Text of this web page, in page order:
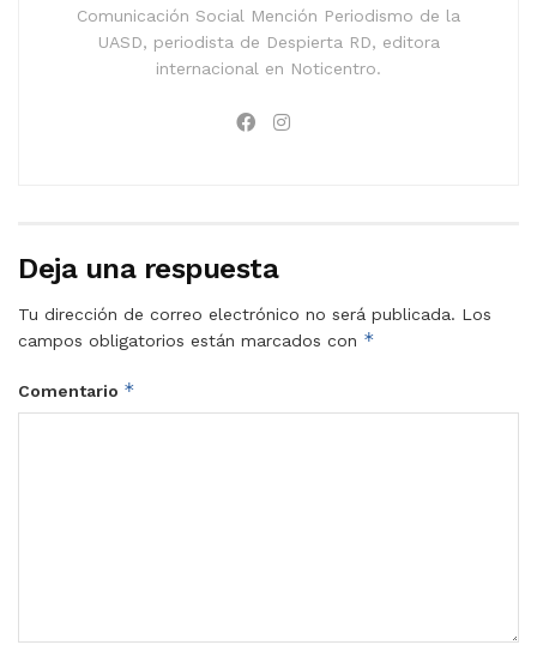
Comunicación Social Mención Periodismo de la
UASD, periodista de Despierta RD, editora
internacional en Noticentro.
Deja una respuesta
Tu dirección de correo electrónico no será publicada. Los
campos obligatorios están marcados con *
Comentario *